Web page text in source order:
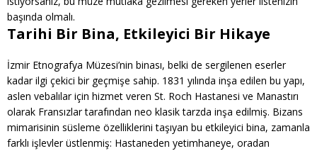
başında olmalı.
Tarihi Bir Bina, Etkileyici Bir Hikaye
İzmir Etnografya Müzesi’nin binası, belki de sergilenen eserler
kadar ilgi çekici bir geçmişe sahip. 1831 yılında inşa edilen bu yapı,
aslen vebalılar için hizmet veren St. Roch Hastanesi ve Manastırı
olarak Fransızlar tarafından neo klasik tarzda inşa edilmiş. Bizans
mimarisinin süsleme özelliklerini taşıyan bu etkileyici bina, zamanla
farklı işlevler üstlenmiş: Hastaneden yetimhaneye, oradan